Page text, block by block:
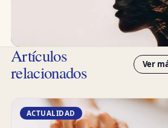
Artículos
relacionados Ver
ACTUALIDAD